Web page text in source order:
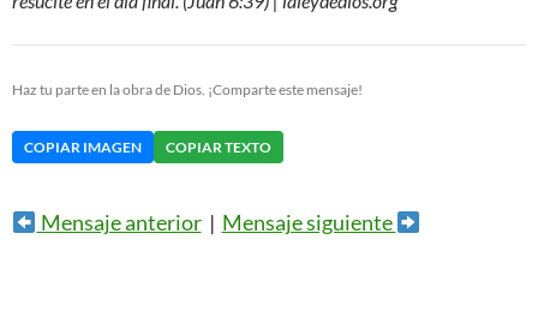
Haz tu parte en la obra de Dios. ¡Comparte este mensaje!
COPIAR IMAGEN COPIAR TEXTO
Mensaje anterior| Mensaje siguiente